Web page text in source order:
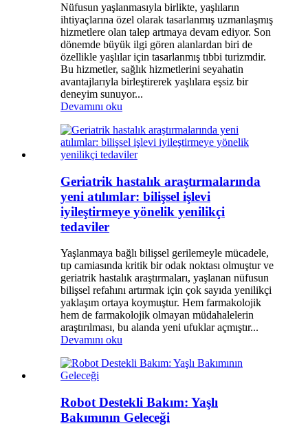
Nüfusun yaşlanmasıyla birlikte, yaşlıların
ihtiyaçlarına özel olarak tasarlanmış uzmanlaşmış
hizmetlere olan talep artmaya devam ediyor. Son
dönemde büyük ilgi gören alanlardan biri de
özellikle yaşlılar için tasarlanmış tıbbi turizmdir.
Bu hizmetler, sağlık hizmetlerini seyahatin
avantajlarıyla birleştirerek yaşlılara eşsiz bir
deneyim sunuyor...
Devamını oku
Geriatrik hastalık araştırmalarında
yeni atılımlar: bilişsel işlevi
iyileştirmeye yönelik yenilikçi
tedaviler
Yaşlanmaya bağlı bilişsel gerilemeyle mücadele,
tıp camiasında kritik bir odak noktası olmuştur ve
geriatrik hastalık araştırmaları, yaşlanan nüfusun
bilişsel refahını artırmak için çok sayıda yenilikçi
yaklaşım ortaya koymuştur. Hem farmakolojik
hem de farmakolojik olmayan müdahalelerin
araştırılması, bu alanda yeni ufuklar açmıştır...
Devamını oku
Robot Destekli Bakım: Yaşlı
Bakımının Geleceği